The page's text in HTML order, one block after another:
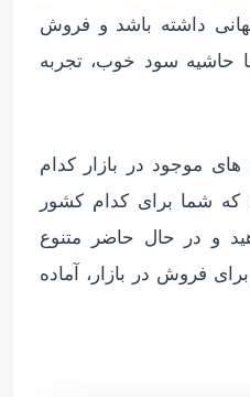
داشته باشد و فروش
حاشیه سود خوب، تجربه
های موجود در بازار کدام
که شما برای کدام کشور
و در حال حاضر متنوع
فروش در بازار، آماده